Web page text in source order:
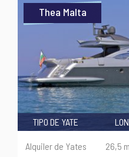
Thea Malta
TIPO DE YATE
Alquiler de Yates 26,5